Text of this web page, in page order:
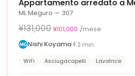
Appartamento arredato a
ML Meguro — 307
¥131,000 ¥101,000 /mese
Nishi Koyama
2 min
WiFi Asciugacapelli Lavatrice